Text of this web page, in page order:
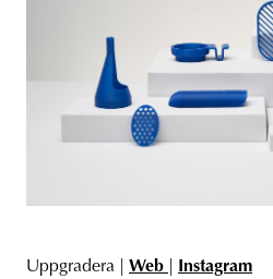
Uppgradera | Web Instagram